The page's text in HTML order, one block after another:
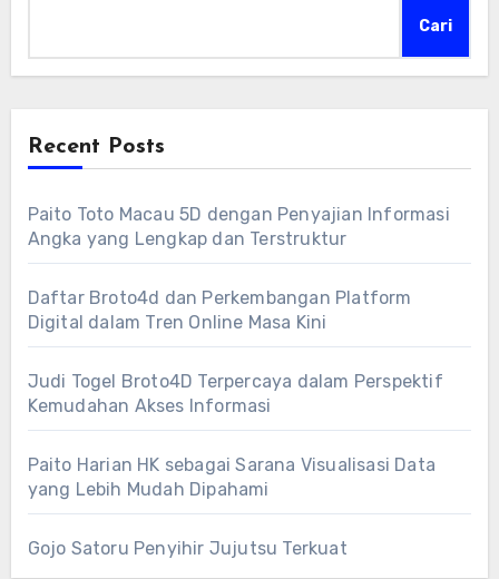
Cari
Recent Posts
Paito Toto Macau 5D dengan Penyajian Informasi
Angka yang Lengkap dan Terstruktur
Daftar Broto4d dan Perkembangan Platform
Digital dalam Tren Online Masa Kini
Judi Togel Broto4D Terpercaya dalam Perspektif
Kemudahan Akses Informasi
Paito Harian HK sebagai Sarana Visualisasi Data
yang Lebih Mudah Dipahami
Gojo Satoru Penyihir Jujutsu Terkuat